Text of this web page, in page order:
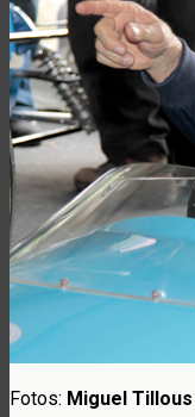
Fotos: Miguel Tillous